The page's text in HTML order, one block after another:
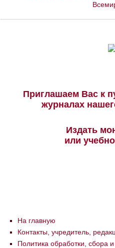
Приглашаем Вас к
журналах
Издать
или
На главную
Контакты, учредитель,
Политика обработки, сбора